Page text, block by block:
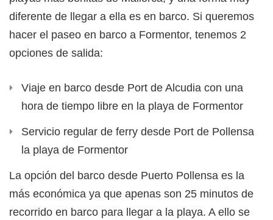
diferente de llegar a ella es en barco. Si queremos
hacer el paseo en barco a Formentor, tenemos 2
opciones de salida:
Viaje en barco desde Port de Alcudia con una
hora de tiempo libre en la playa de Formentor
Servicio regular de ferry desde Port de Pollensa a
la playa de Formentor
La opción del barco desde Puerto Pollensa es la
más económica ya que apenas son 25 minutos de
recorrido en barco para llegar a la playa. A ello se